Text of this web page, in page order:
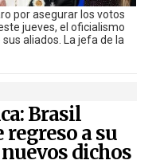
por asegurar los votos
jueves, el oficialismo
aliados. La jefa de la
Brasil
regreso a su
dichos